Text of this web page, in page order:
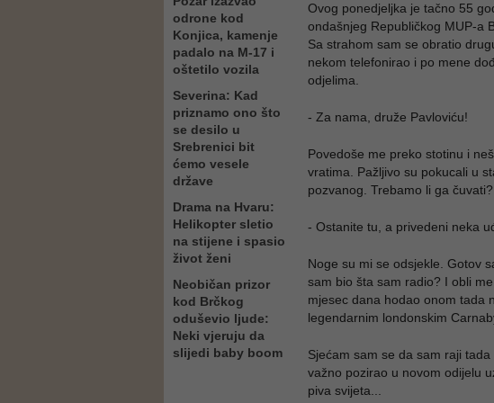
odrone kod
Konjica, kamenje
padalo na M-17 i
oštetilo vozila
Severina: Kad
priznamo ono što
se desilo u
Srebrenici bit
ćemo vesele
države
Drama na Hvaru:
Helikopter sletio
na stijene i spasio
život ženi
Neobičan prizor
kod Brčkog
oduševio ljude:
Neki vjeruju da
slijedi baby boom
Ovog ponedjeljka je tačno 55
ondašnjeg Republičkog MUP-a
Sa strahom sam se obratio
nekom telefonirao i po mene
odjelima.
- Za nama, druže Pavloviću!
Povedoše me preko stotinu i
vratima. Pažljivo su pokucali u
pozvanog. Trebamo li ga čuvati?
- Ostanite tu, a privedeni neka
Noge su mi se odsjekle. Gotov
sam bio šta sam radio? I obli
mjesec dana hodao onom tada
legendarnim londonskim
Sjećam sam se da sam raji
važno pozirao u novom odijelu
piva svijeta...